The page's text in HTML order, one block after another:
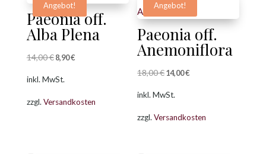
Angebot!
Paeonia off.
Alba Plena
14,00€ Ursprünglicher
14,00 €
8,90€Aktueller
8,90 €.
inkl. MwSt.
zzgl. Versandkosten
Angebot!
Paeonia off.
Anemoniflora
18,00€Ursprünglicher
18,00 €
14,00€Aktueller
14,00 €.
inkl. MwSt.
zzgl.Versandkosten